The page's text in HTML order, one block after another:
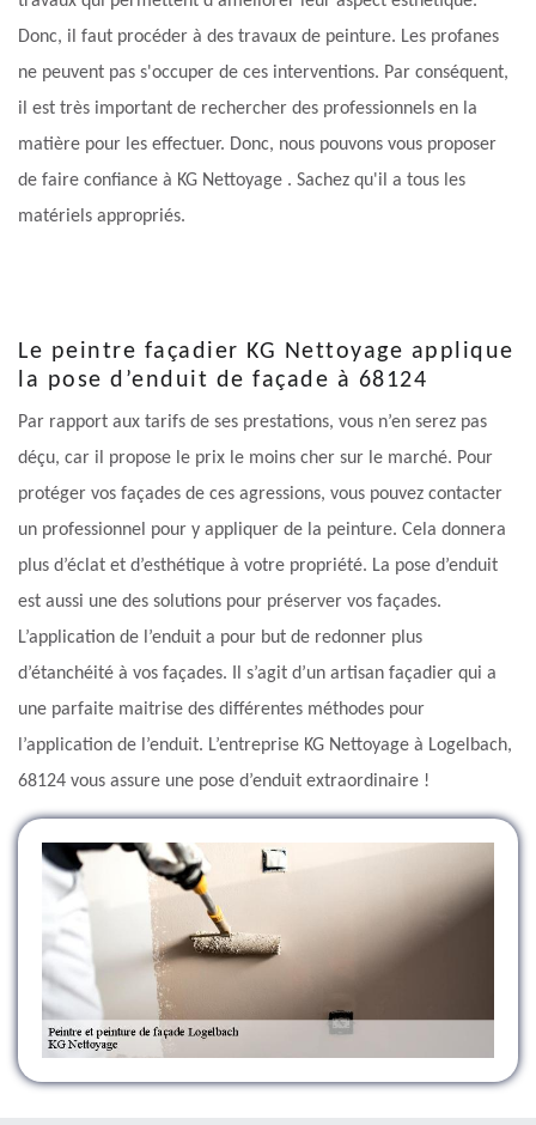
Donc, il faut procéder à des travaux de peinture. Les profanes
ne peuvent pas s'occuper de ces interventions. Par conséquent,
il est très important de rechercher des professionnels en la
matière pour les effectuer. Donc, nous pouvons vous proposer
de faire confiance à KG Nettoyage . Sachez qu'il a tous les
matériels appropriés.
Le peintre façadier KG Nettoyage applique
la pose d’enduit de façade à 68124
Par rapport aux tarifs de ses prestations, vous n’en serez pas
déçu, car il propose le prix le moins cher sur le marché. Pour
protéger vos façades de ces agressions, vous pouvez contacter
un professionnel pour y appliquer de la peinture. Cela donnera
plus d’éclat et d’esthétique à votre propriété. La pose d’enduit
est aussi une des solutions pour préserver vos façades.
L’application de l’enduit a pour but de redonner plus
d’étanchéité à vos façades. Il s’agit d’un artisan façadier qui a
une parfaite maitrise des différentes méthodes pour
l’application de l’enduit. L’entreprise KG Nettoyage à Logelbach,
68124 vous assure une pose d’enduit extraordinaire !